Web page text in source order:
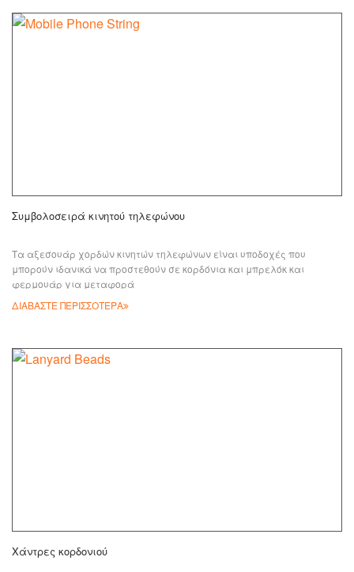
Συμβολοσειρά κινητού τηλεφώνου
Τα αξεσουάρ χορδών κινητών τηλεφώνων είναι υποδοχές που
μπορούν ιδανικά να προστεθούν σε κορδόνια και μπρελόκ και
φερμουάρ για μεταφορά
ΔΙΑΒΑΣΤΕ ΠΕΡΙΣΣΟΤΕΡΑ
Χάντρες κορδονιού